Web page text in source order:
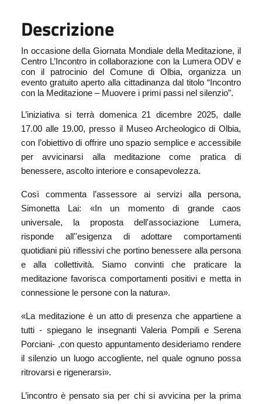
Descrizione
In occasione della Giornata Mondiale della Meditazione, il
Centro L’Incontro in collaborazione con la Lumera ODV e
con il patrocinio del Comune di Olbia, organizza un
evento gratuito aperto alla cittadinanza dal titolo “Incontro
con la Meditazione – Muovere i primi passi nel silenzio”.
L’iniziativa si terrà domenica 21 dicembre 2025, dalle
17.00 alle 19.00, presso il Museo Archeologico di Olbia,
con l’obiettivo di offrire uno spazio semplice e accessibile
per avvicinarsi alla meditazione come pratica di
benessere, ascolto interiore e consapevolezza.
Così commenta l’assessore ai servizi alla persona,
Simonetta Lai: «In un momento di grande caos
universale, la proposta dell'associazione Lumera,
risponde all''esigenza di adottare comportamenti
quotidiani più riflessivi che portino benessere alla persona
e alla collettività. Siamo convinti che praticare la
meditazione favorisca comportamenti positivi e metta in
connessione le persone con la natura».
«La meditazione è un atto di presenza che appartiene a
tutti - spiegano le insegnanti Valeria Pompili e Serena
Porciani- ,con questo appuntamento desideriamo rendere
il silenzio un luogo accogliente, nel quale ognuno possa
ritrovarsi e rigenerarsi».
L’incontro è pensato sia per chi si avvicina per la prima